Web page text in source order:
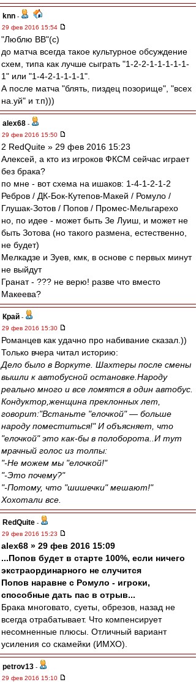
knn -
29 фев 2016 15:54
"Люблю ВВ"(с)
до матча всегда такое культурное обсуждение
схем, типа как лучше сыграть "1-2-2-1-1-1-1-1-
1" или "1-4-2-1-1-1-1".
А после матча "блять, пиздец позорище", "всех
на.уй" и т.п)))
alex68 -
29 фев 2016 15:50
2 RedQuite » 29 фев 2016 15:23
Алексей, а кто из игроков ФКСМ сейчас играет
без брака?
по мне - вот схема на ишаков: 1-4-1-2-1-2
Ребров / ДК-Бок-Кутепов-Макей / Ромуло /
Глушак-Зотов / Попов / Промес-Мельгарехо
но, по идее - может быть Зе Луиш, и может не
быть Зотова (но такого размена, естественно,
не будет)
Мелкадзе и Зуев, кмк, в основе с первых минут
не выйдут
Гранат - ??? не верю! разве что вместо
Макеева?
Край -
29 фев 2016 15:30
Романцев как удачно про набивание сказал.))
Только вчера читал историю:
Дело было в Воркуте. Шахтеры после смены
вышли к автобусной остановке.Народу
реально много и все ломятся в один автобус.
Кондуктор,женщина преклонных лет,
говорит:"Встаньте "елочкой" — больше
народу поместиться!" И объясняет, что
"елочкой" это как-бы в полоборота..И тут
мрачный голос из толпы:
"-Не можем мы "елочкой!"
"-Это почему?"
"-Потому, что "шишечки" мешают!"
Хохотали все.
RedQuite -
29 фев 2016 15:23
alex68 » 29 фев 2016 15:09
...Попов будет в старте 100%, если ничего
экстраординарного не случится
Попов наравне с Ромуло - игроки,
способные дать пас в отрыв...
Брака многовато, суеты, обрезов, назад не
всегда отрабатывает. Что компенсирует
несомненные плюсы. Отличный вариант
усиления со скамейки (ИМХО).
petrov13 -
29 фев 2016 15:10